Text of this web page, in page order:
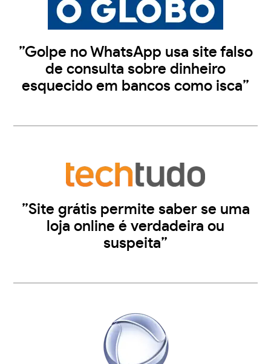
”Golpe no WhatsApp usa site falso
de consulta sobre dinheiro
esquecido em bancos como isca”
”Site grátis permite saber se uma
loja online é verdadeira ou
suspeita”